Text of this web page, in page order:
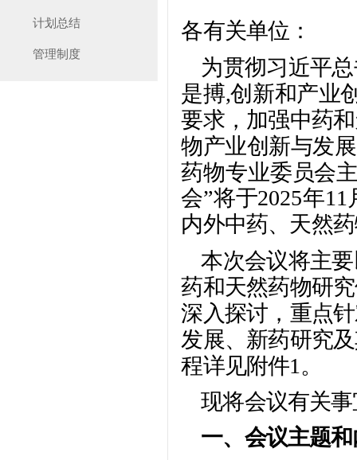
计划总结
管理制度
各有关单位：
为贯彻习近平
是搏,创新和产业
要求，加强中药
物产业创新与发
药物专业委员会
会”将于2025年
内外中药、天然
本次会议将主
药和天然药物研
深入探讨，重点
发展、新药研究
程详见附件1。
现将会议有关
一、会议主题